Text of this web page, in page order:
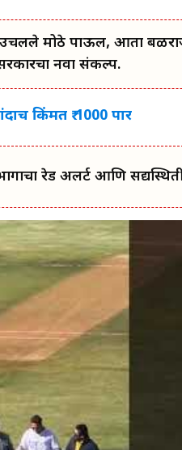
उचलले मोठे पाऊल, आता
नवा संकल्प.
किंमत ₹ 1000 पार
रेड अलर्ट आणि